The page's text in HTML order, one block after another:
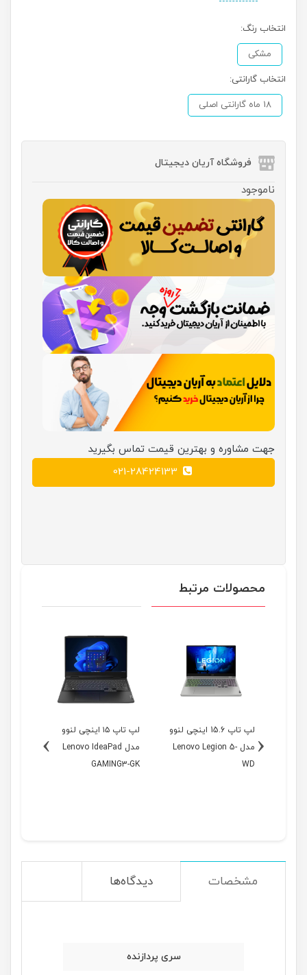
انتخاب رنگ:
مشکی
انتخاب گارانتی:
18 ماه گارانتی اصلی
فروشگاه آریان دیجیتال
ناموجود
جهت مشاوره و بهترین قیمت تماس بگیرید
محصولات مرتبط
لپ تاپ 15.6 اینچی لنوو
مدل Lenovo Legion 5-
WD
لپ تاپ ۱۵ اینچی لنوو
مدل Lenovo IdeaPad
GAMING3-GK
‹
›
مشخصات دیدگاه‌ها
سری پردازنده